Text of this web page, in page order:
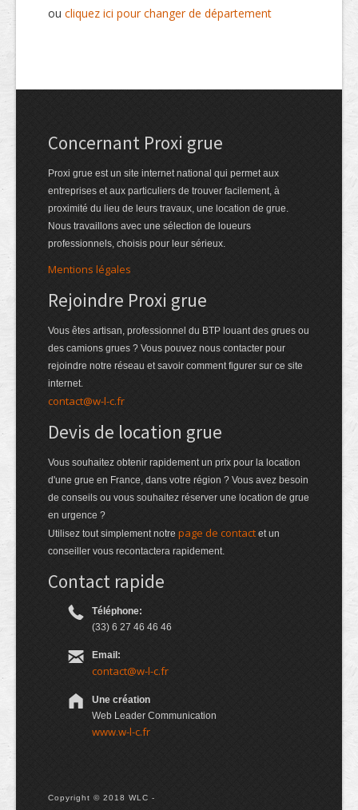
ou cliquez ici pour changer de département
Concernant Proxi grue
Proxi grue est un site internet national qui permet aux
entreprises et aux particuliers de trouver facilement, à
proximité du lieu de leurs travaux, une location de grue.
Nous travaillons avec une sélection de loueurs
professionnels, choisis pour leur sérieux.
Mentions légales
Rejoindre Proxi grue
Vous êtes artisan, professionnel du BTP louant des grues ou
des camions grues ? Vous pouvez nous contacter pour
rejoindre notre réseau et savoir comment figurer sur ce site
internet.
contact@w-l-c.fr
Devis de location grue
Vous souhaitez obtenir rapidement un prix pour la location
d'une grue en France, dans votre région ? Vous avez besoin
de conseils ou vous souhaitez réserver une location de grue
en urgence ?
Utilisez tout simplement notre page de contact et un
conseiller vous recontactera rapidement.
Contact rapide
Téléphone:
(33) 6 27 46 46 46
Email:
contact@w-l-c.fr
Une création
Web Leader Communication
www.w-l-c.fr
Copyright © 2018 WLC -